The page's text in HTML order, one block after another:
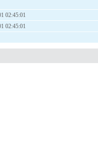
02:45:01
02:45:01